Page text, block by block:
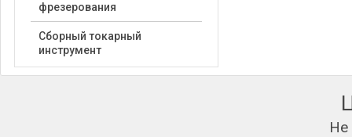
фрезерования
Сборный токарный
инструмент
Не